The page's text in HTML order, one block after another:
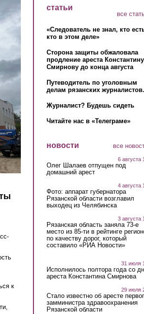
к
статьи
все
«Следователь не знал, кто
кто в этом деле»
Сторона защиты обжаловала
продление ареста Константину
Смирнову до конца августа
Путеводитель по уголовным
делам рязанских журналистов.
Журналист? Будешь сидеть
Читайте нас в «Телеграме»
новости все
6 августа
Олег Шалаев отпущен под
домашний арест
4 августа
Фото: аппарат губернатора
Рязанской области возглавил
выходец из Челябинска
3 августа
Рязанская область заняла 73-е
место из 85-ти в рейтинге
по качеству дорог, который
составило «РИА Новости»
31 июля
Исполнилось полтора года со
ареста Константина Смирнова
29 июля
Стало известно об аресте
замминистра здравоохранения
Рязанской области